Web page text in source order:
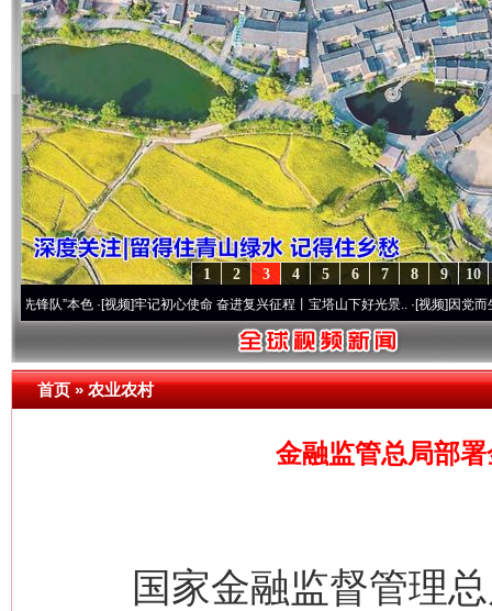
10
9
8
7
6
5
4
3
2
1
色·[视频]牢记初心使命 奋进复兴征程丨宝塔山下好光景..·[视频]因党而生 为党而
首页»农业农村
金融监管总局部
国家金融监督管理总